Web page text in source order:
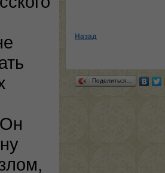
Назад
Поделиться…